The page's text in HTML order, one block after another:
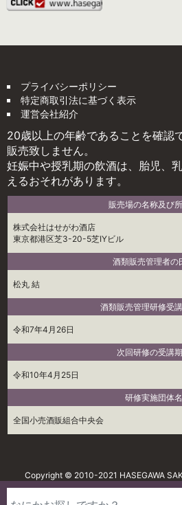
プライバシーポリシー
特定商取引法に基づく表示
運営会社紹介
20歳以上の年齢であることを確認
販売致しません。
妊娠中や授乳期の飲酒は、胎児、
えるおそれがあります。
販売場の名称及び
株式会社はせがわ酒店
東京都港区芝3-20-5芝IYビル
酒類販売管理者の
松丸 結
酒類販売管理研修受
令和7年4月26日
次回研修の受講
令和10年4月25日
研修実施団体名
全国小売酒販組合中央会
Copyright © 2010-2021 HASEGAWA